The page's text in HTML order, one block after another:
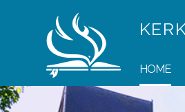
HOME
Devotionals Eerst geloven en dan zien?!